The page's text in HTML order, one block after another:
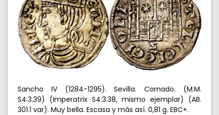
Sancho IV (1284-1295). Sevilla. Cornado. (M.M.
S4:3.39) (Imperatrix S4:3.38, mismo ejemplar) (AB.
301.1 var). Muy bella. Escasa y más así. 0,81 g. EBC+.